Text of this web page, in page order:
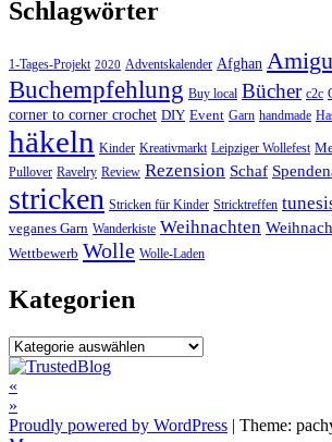
Schlagwörter
1-Tages-Projekt 2020 Adventskalender Afghan
Buchempfehlung Buy local Bücher c2c
corner to corner crochet DIY Event Garn handmade
häkeln Kinder Kreativmarkt Leipziger Wollefest
Pullover Ravelry Review Rezension Schaf
stricken Stricken für Kinder Stricktreffen
veganes Garn Wanderkiste Weihnachten
Wettbewerb Wolle Wolle-Laden
Kategorien
Kategorien
Post
navigation
«
»
Proudly powered by WordPress | Theme: